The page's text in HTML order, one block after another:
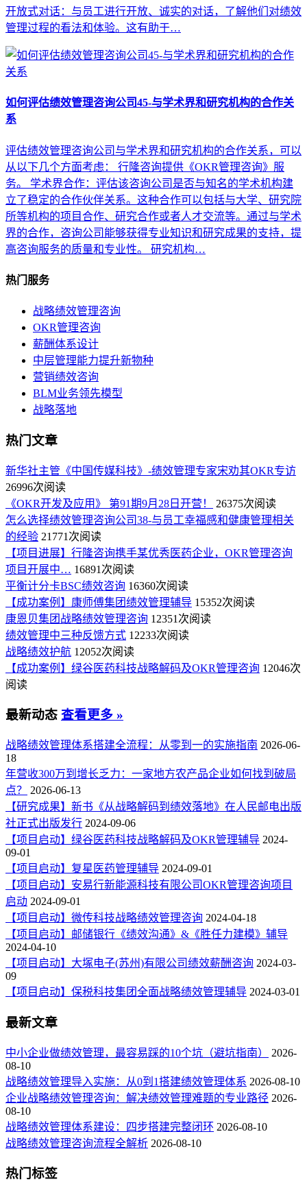
开放式对话：与员工进行开放、诚实的对话，了解他们对绩效
管理过程的看法和体验。这有助于…
如何评估绩效管理咨询公司45-与学术界和研究机构的合作关
系
评估绩效管理咨询公司与学术界和研究机构的合作关系，可以
从以下几个方面考虑： 行隆咨询提供《OKR管理咨询》服
务。 学术界合作：评估该咨询公司是否与知名的学术机构建
立了稳定的合作伙伴关系。这种合作可以包括与大学、研究院
所等机构的项目合作、研究合作或者人才交流等。通过与学术
界的合作，咨询公司能够获得专业知识和研究成果的支持，提
高咨询服务的质量和专业性。 研究机构…
热门服务
战略绩效管理咨询
OKR管理咨询
薪酬体系设计
中层管理能力提升新物种
营销绩效咨询
BLM业务领先模型
战略落地
热门文章
新华社主管《中国传媒科技》-绩效管理专家宋劝其OKR专访
26996次阅读
《OKR开发及应用》 第91期9月28日开营！
26375次阅读
怎么选择绩效管理咨询公司38-与员工幸福感和健康管理相关
的经验 21771次阅读
【项目进展】行隆咨询携手某优秀医药企业，OKR管理咨询
项目开展中… 16891次阅读
平衡计分卡BSC绩效咨询 16360次阅读
【成功案例】康师傅集团绩效管理辅导 15352次阅读
康恩贝集团战略绩效管理咨询 12351次阅读
绩效管理中三种反馈方式 12233次阅读
战略绩效护航 12052次阅读
【成功案例】绿谷医药科技战略解码及OKR管理咨询 12046次
阅读
最新动态 查看更多 »
战略绩效管理体系搭建全流程：从零到一的实施指南 2026-06-
18
年营收300万到增长乏力：一家地方农产品企业如何找到破局
点？
2026-06-13
【研究成果】新书《从战略解码到绩效落地》在人民邮电出版
社正式出版发行 2024-09-06
【项目启动】绿谷医药科技战略解码及OKR管理辅导 2024-
09-01
【项目启动】复星医药管理辅导 2024-09-01
【项目启动】安易行新能源科技有限公司OKR管理咨询项目
启动 2024-09-01
【项目启动】微传科技战略绩效管理咨询 2024-04-18
【项目启动】邮储银行《绩效沟通》&《胜任力建模》辅导
2024-04-10
【项目启动】大塚电子(苏州)有限公司绩效薪酬咨询 2024-03-
09
【项目启动】保税科技集团全面战略绩效管理辅导 2024-03-01
最新文章
中小企业做绩效管理，最容易踩的10个坑（避坑指南）
2026-
08-10
战略绩效管理导入实施：从0到1搭建绩效管理体系 2026-08-10
企业战略绩效管理咨询：解决绩效管理难题的专业路径 2026-
08-10
战略绩效管理体系建设：四步搭建完整闭环 2026-08-10
战略绩效管理咨询流程全解析 2026-08-10
热门标签